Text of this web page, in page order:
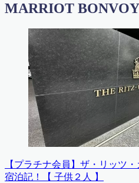
MARRIOT BONVOY
【プラチナ会員】ザ・リッツ
宿泊記！【 子供２人 】